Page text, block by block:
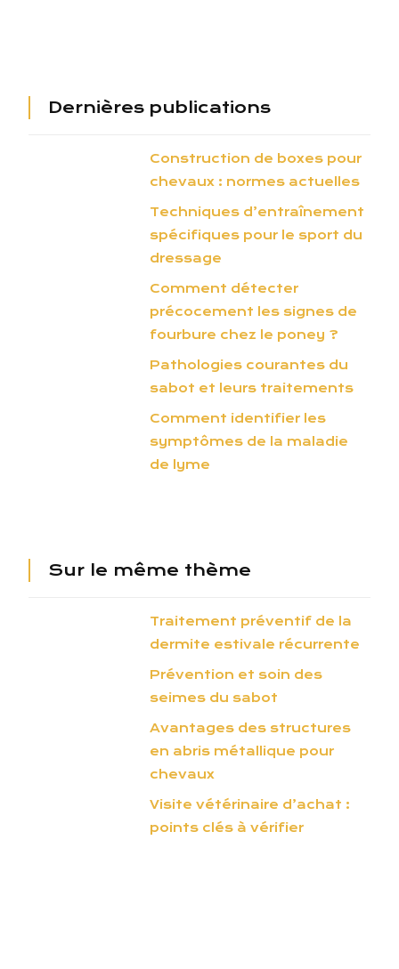
Dernières publications
Construction de boxes pour
chevaux : normes actuelles
Techniques d’entraînement
spécifiques pour le sport du
dressage
Comment détecter
précocement les signes de
fourbure chez le poney ?
Pathologies courantes du
sabot et leurs traitements
Comment identifier les
symptômes de la maladie
de lyme
Sur le même thème
Traitement préventif de la
dermite estivale récurrente
Prévention et soin des
seimes du sabot
Avantages des structures
en abris métallique pour
chevaux
Visite vétérinaire d’achat :
points clés à vérifier